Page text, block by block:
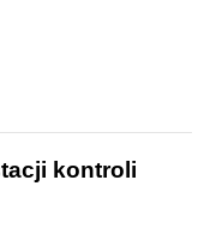
kontroli